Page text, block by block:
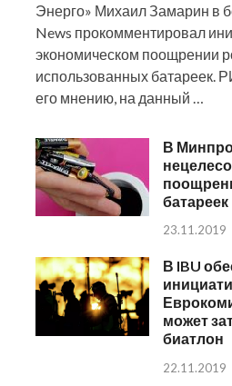
Энерго» Михаил Замарин в
News прокомментировал
экономическом поощрении
использованных батареек.
его мнению, на данный …
В
батареек
23.11.2019
В IBU
может
биатлон
22.11.2019